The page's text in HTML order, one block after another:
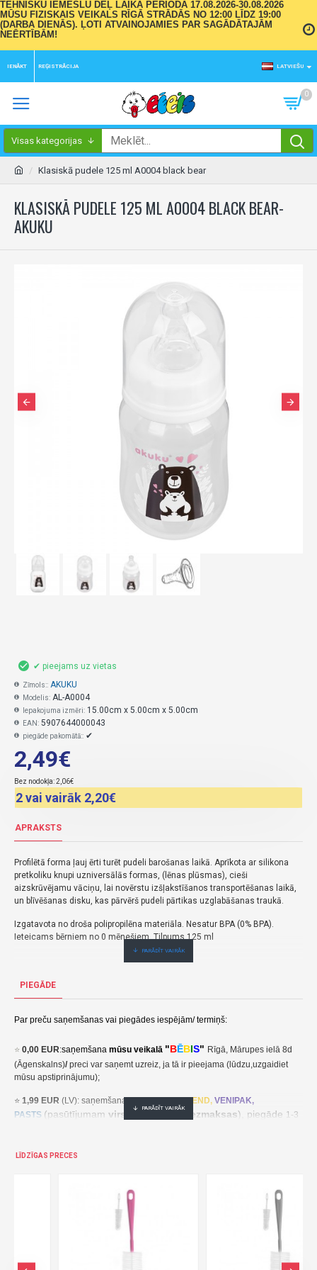
TEHNISKU IEMESLU DĒĻ LAIKA PERIODĀ 17.08.2026-30.08.2026
MŪSU FIZISKAIS VEIKALS RĪGĀ STRĀDĀS NO 12:00 LĪDZ 19:00
(DARBA DIENĀS). ĻOTI ATVAINOJAMIES PAR SAGĀDĀTAJĀM
NEĒRTĪBĀM!
IENĀKT REĢISTRĀCIJA LATVIEŠU
0
Visas kategorijas
Klasiskā pudele 125 ml A0004 black bear
KLASISKĀ PUDELE 125 ML A0004 BLACK BEAR-
AKUKU
2,49€
Bez nodokļa: 2,06€
2 vai vairāk 2,20€
✔ pieejams uz vietas
Zīmols:: AKUKU
Modelis: AL-A0004
Iepakojuma izmēri: 15.00cm x 5.00cm x 5.00cm
EAN: 5907644000043
piegāde pakomātā:: ✔
APRAKSTS
Profilētā forma ļauj ērti turēt pudeli barošanas laikā. Aprīkota ar silikona
pretkoliku knupi uzniversālās formas, (lēnas plūsmas), cieši
aizskrūvējamu vāciņu, lai novērstu izšļakstīšanos transportēšanas laikā,
un blīvēšanas disku, kas pārvērš pudeli pārtikas uzglabāšanas traukā.
Izgatavota no droša polipropilēna materiāla. Nesatur BPA (0% BPA).
Ieteicams bērniem no 0 mēnešiem. Tilpums 125 ml
2,49€ veikalā "BĒBIS" Rīgā vai bebis.lv.Pieejams(-a).
PIEGĀDE
Par preču saņemšanas vai piegādes iespējām/ termiņš:
⭐ 0,00 EUR:saņemšana mūsu veikalā "BĒBIS" Rīgā, Mārupes ielā 8d
(Āgenskalns)/preci var saņemt uzreiz, ja tā ir pieejama (lūdzu,uzgaidiet
mūsu apstiprinājumu);
⭐ 1,99 EUR (LV): saņemšana pakomātā SEND, VENIPAK,
PASTS (pasūtījumam virs 30,00 EUR- bezmaksas), piegāde 1-3
⭐2,49 EUR(LT, EE): saņemšana pakomātā
2,49 EUR kättesaamine pakiautomaadis UNISEND, Udrop,
kohaletoimetamine 2-5 tööpäeva jooksul;
LT: 2,49 EUR gavimas siuntų automate UNISEND, Udrop, LPExpress,
pristatymas per 2–5 darbo dienas;
⭐ 3,50 EUR
virs
LĪDZĪGAS PRECES